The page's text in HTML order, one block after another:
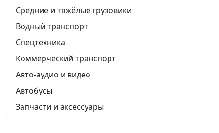
Средние и тяжёлые грузовики
Водный транспорт
Спецтехника
Коммерческий транспорт
Авто-аудио и видео
Автобусы
Запчасти и аксессуары